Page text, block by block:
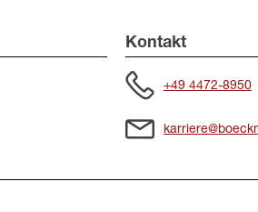
Kontakt
+49 4472-8950